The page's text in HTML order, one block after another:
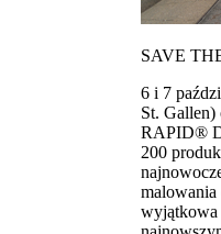
SAVE
6 i 7
St. Gallen)
RAPID®
200
wyjątkowa